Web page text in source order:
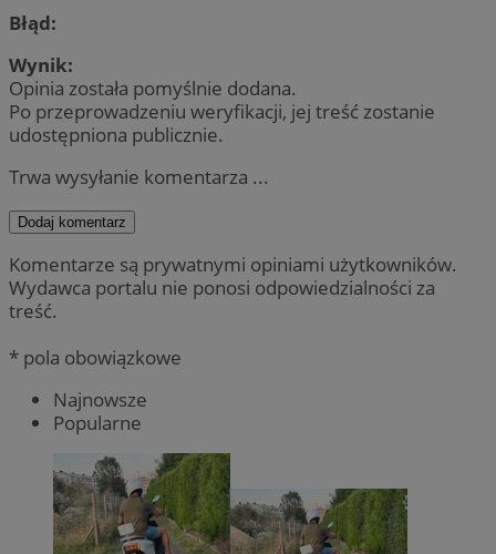
Błąd:
Wynik:
Opinia została pomyślnie dodana.
Po przeprowadzeniu weryfikacji, jej treść zostanie
udostępniona publicznie.
Trwa wysyłanie komentarza ...
Dodaj komentarz
Komentarze są prywatnymi opiniami użytkowników.
Wydawca portalu nie ponosi odpowiedzialności za
treść.
* pola obowiązkowe
Najnowsze
Popularne